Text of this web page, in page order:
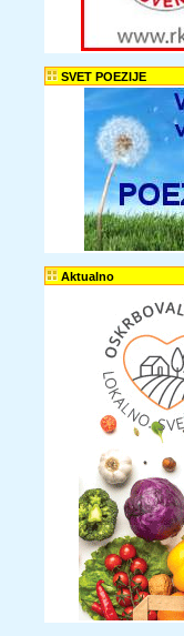
SVET POEZIJE
Aktualno